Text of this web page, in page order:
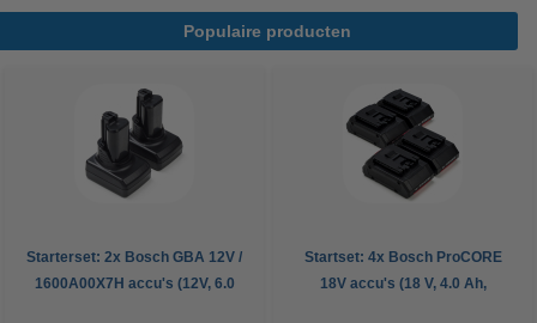
Populaire producten
Starterset: 2x Bosch GBA 12V /
1600A00X7H accu's (12V, 6.0
Startset: 4x Bosch ProCORE
18V accu's (18 V, 4.0 Ah,